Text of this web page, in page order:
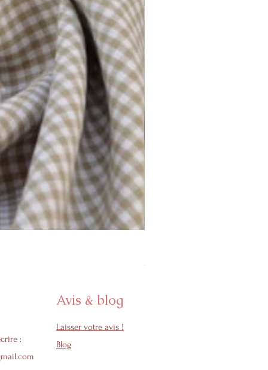
À partir de
Prix promotionnel
:
Avis & blog
Laisser votre avis !
Blog